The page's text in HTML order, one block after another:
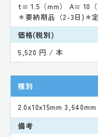
t= 1.5（mm） A= 10（
＊要納期品（2-3日)＊
価格(税別)
5,520 円 / 本
種別
2.0x10x15mm 3,640mm
備考